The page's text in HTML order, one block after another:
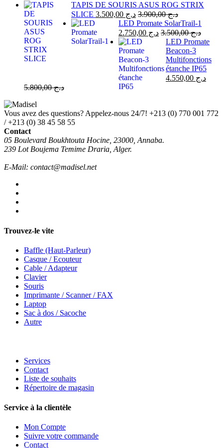
TAPIS DE SOURIS ASUS ROG STRIX
SLICE
د.ج د.ج3.900,00
LED Promate SolarTrail-1
د.ج
د.ج3.500,00
LED Promate
Beacon-3
Multifonctions
étanche IP65
د.ج
د.ج5.800,00
Vous avez des questions? Appelez-nous 24/7! +213 (0) 770 001 772
/ +213 (0) 38 45 58 55
Contact
05 Boulevard Boukhtouta Hocine, 23000, Annaba.
239 Lot Boujema Temime Draria, Alger.
E-Mail: contact@madisel.net
Trouvez-le vite
Baffle (Haut-Parleur)
Casque / Ecouteur
Cable / Adapteur
Clavier
Souris
Imprimante / Scanner / FAX
Laptop
Sac à dos / Sacoche
Autre
Services
Contact
Liste de souhaits
Répertoire de magasin
Service à la clientèle
Mon Compte
Suivre votre commande
Contact